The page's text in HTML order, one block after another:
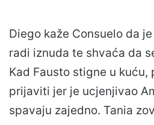
Diego kaže Consuelo da
radi iznuda te shvaća da
Kad Fausto stigne u
prijaviti jer je ucjenjivao
spavaju zajedno. Tania